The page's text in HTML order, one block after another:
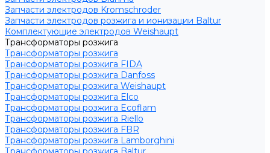
Запчасти электродов Kromschroder
Запчасти электродов розжига и ионизации Baltur
Комплектующие электродов Weishaupt
Трансформаторы розжига
Трансформаторы розжига
Трансформаторы розжига FIDA
Трансформаторы розжига Danfoss
Трансформаторы розжига Weishaupt
Трансформаторы розжига Elco
Трансформаторы розжига Ecoflam
Трансформаторы розжига Riello
Трансформаторы розжига FBR
Трансформаторы розжига Lamborghini